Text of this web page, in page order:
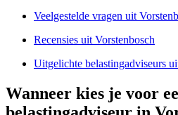
Veelgestelde vragen uit
Recensies uit Vorstenbosch
Uitgelichte belastingadviseurs
Wanneer kies je voor